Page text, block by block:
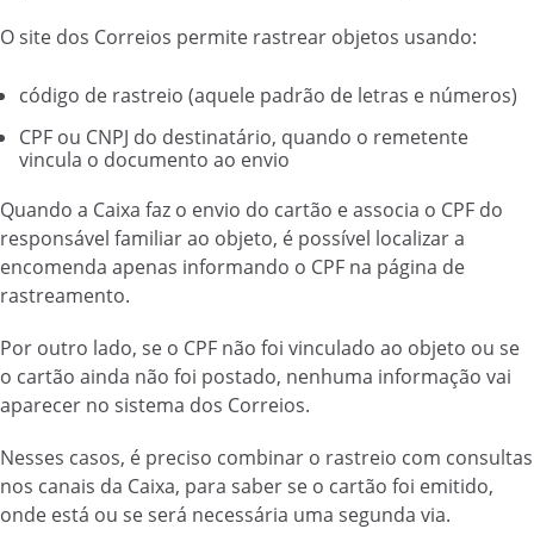
O site dos Correios permite rastrear objetos usando:
código de rastreio (aquele padrão de letras e números)
CPF ou CNPJ do destinatário, quando o remetente
vincula o documento ao envio
Quando a Caixa faz o envio do cartão e associa o CPF do
responsável familiar ao objeto, é possível localizar a
encomenda apenas informando o CPF na página de
rastreamento.
Por outro lado, se o CPF não foi vinculado ao objeto ou se
o cartão ainda não foi postado, nenhuma informação vai
aparecer no sistema dos Correios.
Nesses casos, é preciso combinar o rastreio com consultas
nos canais da Caixa, para saber se o cartão foi emitido,
onde está ou se será necessária uma segunda via.